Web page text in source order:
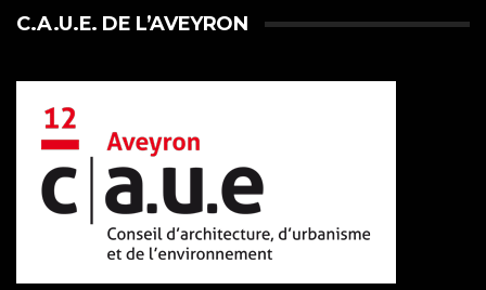
C.A.U.E. DE L’AVEYRON